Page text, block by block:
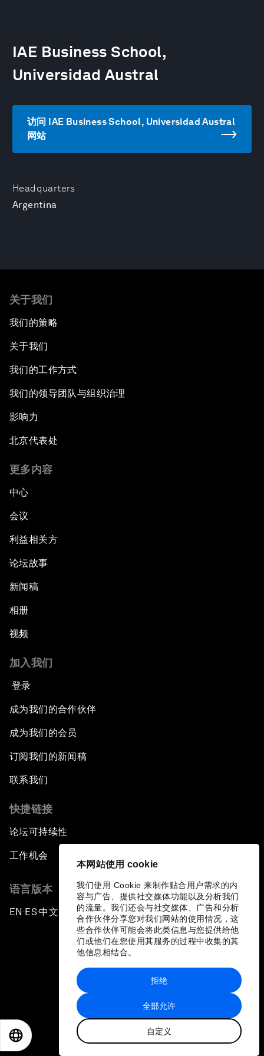
本网站使用 cookie
我们使用 Cookie 来制作贴合用户需求的内
容与广告、提供社交媒体功能以及分析我们
的流量。我们还会与社交媒体、广告和分析
合作伙伴分享您对我们网站的使用情况，这
些合作伙伴可能会将此类信息与您提供给他
们或他们在您使用其服务的过程中收集的其
他信息相结合。
全部允许
自定义
拒绝
Headquarters
Argentina
IAE Business School,
Universidad Austral
访问 IAE Business School, Universidad Austral
网站
关于我们
我们的策略
关于我们
我们的工作方式
我们的领导团队与组织治理
影响力
北京代表处
更多内容
中心
会议
利益相关方
论坛故事
新闻稿
相册
视频
加入我们
登录
成为我们的合作伙伴
成为我们的会员
订阅我们的新闻稿
联系我们
快捷链接
论坛可持续性
工作机会
语言版本
EN ▪ES▪中文▪ 日本語
站点地图
世界经济论坛